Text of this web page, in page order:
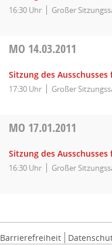
16:30 Uhr Großer
MO 14.03.2011
Sitzung des
17:30 Uhr Großer
MO 17.01.2011
Sitzung des
16:30 Uhr Großer
Barrierefreiheit